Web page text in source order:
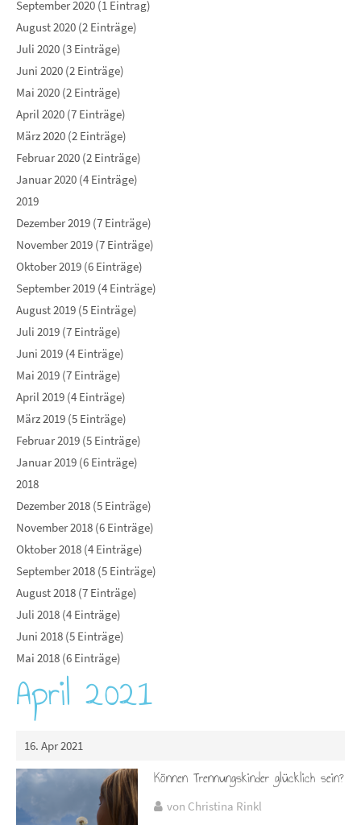
September 2020 (1 Eintrag)
August 2020 (2 Einträge)
Juli 2020 (3 Einträge)
Juni 2020 (2 Einträge)
Mai 2020 (2 Einträge)
April 2020 (7 Einträge)
März 2020 (2 Einträge)
Februar 2020 (2 Einträge)
Januar 2020 (4 Einträge)
2019
Dezember 2019 (7 Einträge)
November 2019 (7 Einträge)
Oktober 2019 (6 Einträge)
September 2019 (4 Einträge)
August 2019 (5 Einträge)
Juli 2019 (7 Einträge)
Juni 2019 (4 Einträge)
Mai 2019 (7 Einträge)
April 2019 (4 Einträge)
März 2019 (5 Einträge)
Februar 2019 (5 Einträge)
Januar 2019 (6 Einträge)
2018
Dezember 2018 (5 Einträge)
November 2018 (6 Einträge)
Oktober 2018 (4 Einträge)
September 2018 (5 Einträge)
August 2018 (7 Einträge)
Juli 2018 (4 Einträge)
Juni 2018 (5 Einträge)
Mai 2018 (6 Einträge)
April 2021
16. Apr 2021
Können Trennungskinder glücklich sein?
von Christina Rinkl